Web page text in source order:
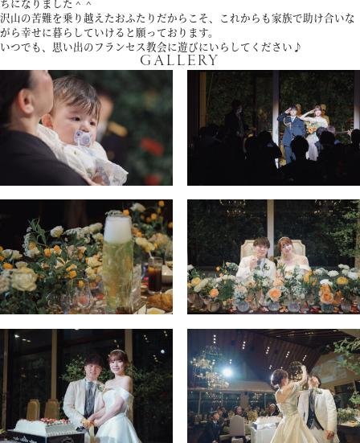
ちになりました＾＾
沢山の苦難を乗り越えたおふたりだからこそ、これからも家族で助け合いな
がら幸せに暮らしていけると願っております。
いつでも、思い出のフランセス教会に遊びにいらしてください♪
GALLERY